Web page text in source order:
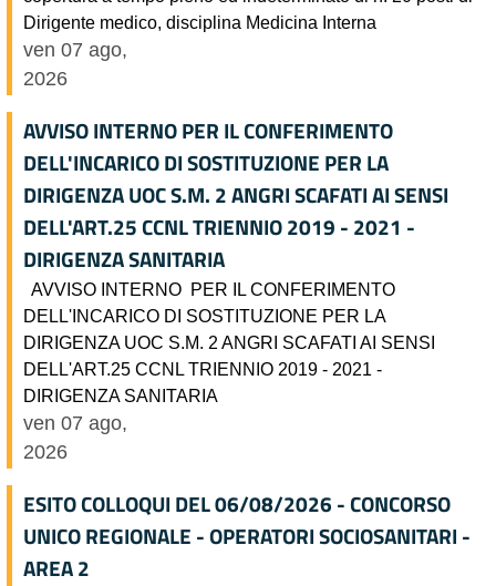
Dirigente medico, disciplina Medicina Interna
ven 07 ago,
2026
AVVISO INTERNO PER IL CONFERIMENTO
DELL'INCARICO DI SOSTITUZIONE PER LA
DIRIGENZA UOC S.M. 2 ANGRI SCAFATI AI SENSI
DELL'ART.25 CCNL TRIENNIO 2019 - 2021 -
DIRIGENZA SANITARIA
AVVISO INTERNO PER IL CONFERIMENTO
DELL'INCARICO DI SOSTITUZIONE PER LA
DIRIGENZA UOC S.M. 2 ANGRI SCAFATI AI SENSI
DELL'ART.25 CCNL TRIENNIO 2019 - 2021 -
DIRIGENZA SANITARIA
ven 07 ago,
2026
ESITO COLLOQUI DEL 06/08/2026 - CONCORSO
UNICO REGIONALE - OPERATORI SOCIOSANITARI -
AREA 2